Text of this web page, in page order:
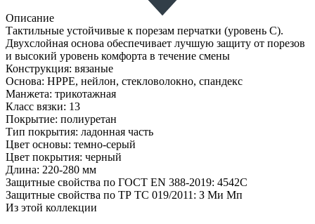
Описание
Тактильные устойчивые к порезам перчатки (уровень С).
Двухслойная основа обеспечивает лучшую защиту от порезов
и высокий уровень комфорта в течение смены
Конструкция: вязаные
Основа: HPPE, нейлон, стекловолокно, спандекс
Манжета: трикотажная
Класс вязки: 13
Покрытие: полиуретан
Тип покрытия: ладонная часть
Цвет основы: темно-серый
Цвет покрытия: черный
Длина: 220-280 мм
Защитные свойства по ГОСТ EN 388-2019: 4542С
Защитные свойства по ТР ТС 019/2011: З Ми Мп
Из этой коллекции